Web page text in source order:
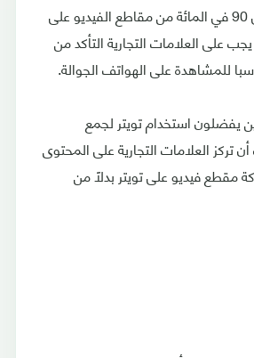
- يتم مشاهدة حوالي 90 في المائة من مقاطع الفيديو على
على العلامات التجارية التأكد من
للمشاهدة على الهواتف الجوالة.
يفضلون استخدام تويتر لجمع
تركز العلامات التجارية على المحتوى
مقطع فيديو على تويتر بدلًا من